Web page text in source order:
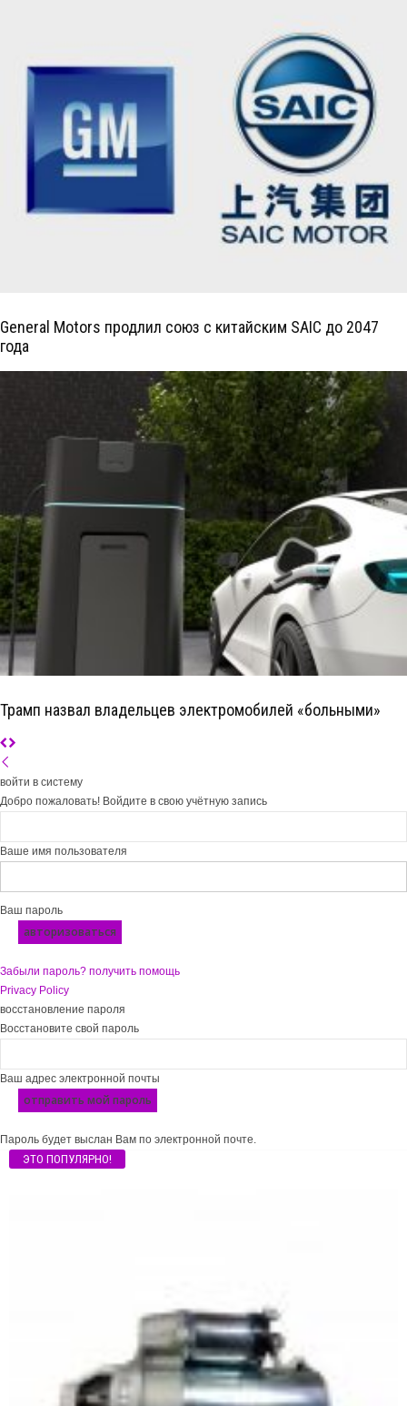
General Motors продлил союз с китайским SAIC до 2047
года
Трамп назвал владельцев электромобилей «больными»
войти в систему
Добро пожаловать! Войдите в свою учётную запись
Ваше имя пользователя
Ваш пароль
Забыли пароль? получить помощь
Privacy Policy
восстановление пароля
Восстановите свой пароль
Ваш адрес электронной почты
Пароль будет выслан Вам по электронной почте.
ЭТО ПОПУЛЯРНО!